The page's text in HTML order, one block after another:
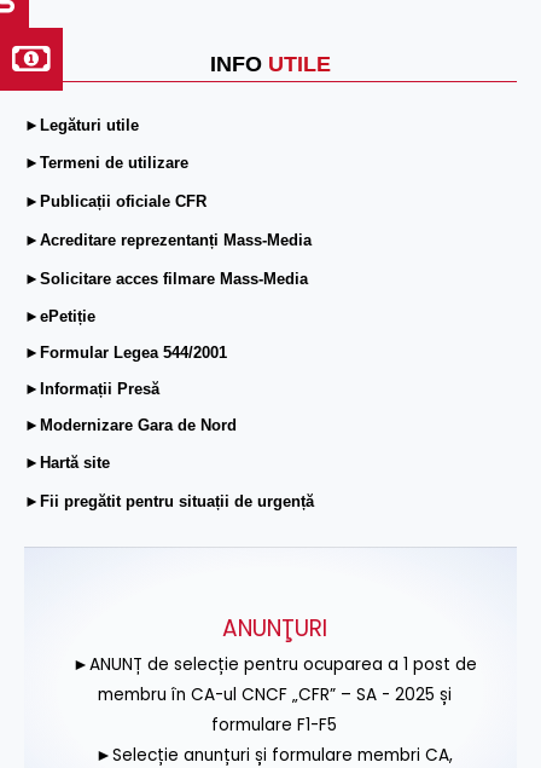
INFO UTILE
►Legături utile
►Termeni de utilizare
►Publicații oficiale CFR
►Acreditare reprezentanți Mass-Media
►Solicitare acces filmare Mass-Media
►ePetiție
►Formular Legea 544/2001
►Informații Presă
►Modernizare Gara de Nord
►Hartă site
►Fii pregătit pentru situații de urgență
ANUNŢURI
►ANUNȚ de selecție pentru ocuparea a 1 post de
membru în CA-ul CNCF „CFR” – SA - 2025 și
formulare F1-F5
►Selecție anunțuri și formulare membri CA,